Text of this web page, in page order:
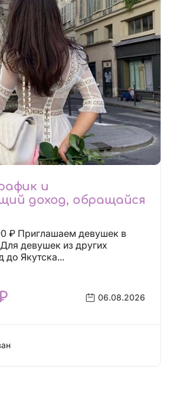
и
доход, обращайся
в
до Якутска...
06.08.2026